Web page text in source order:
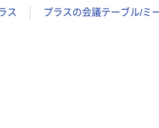
ス プラスの会議テーブル/ミ